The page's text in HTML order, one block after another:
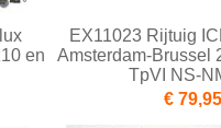
en
EX11023 Rijtuig
Amsterdam-Brussel
TpVI NS-
€ 79,95